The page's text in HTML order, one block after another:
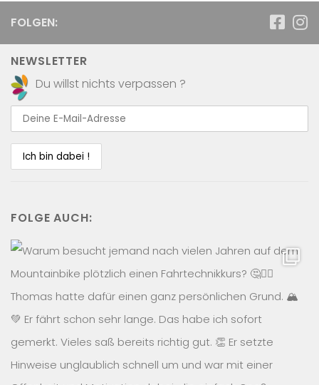
FOLGEN:
NEWSLETTER
Du willst nichts verpassen ?
FOLGE AUCH: